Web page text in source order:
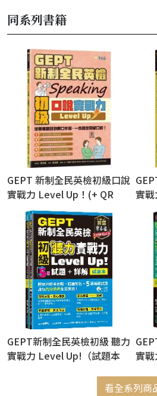
同系列書籍
GEPT 新制全民英檢初級口說
實戰力 Level Up！(+ QR
Code線上音檔)
實戰
GEPT新制全民英檢初級 聽力
實戰力 Level Up!（試題本
實
看全系列商